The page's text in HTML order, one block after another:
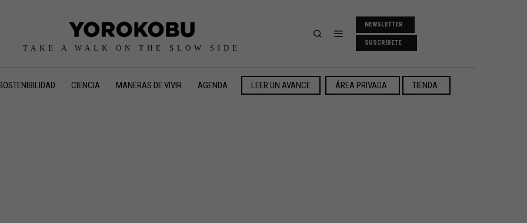
TAKE A WALK ON THE SLOW SIDE
NEWSLETTER
SUSCRÍBETE
CIENCIA MANERAS DE VIVIR AGENDA LEER UN AVANCE ÁREA PRIVADA TIENDA